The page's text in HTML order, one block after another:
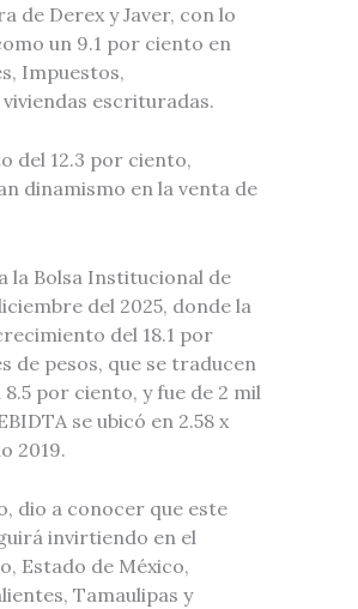
de Derex y Javer, con lo
un 9.1 por ciento en
Impuestos,
escrituradas.
del 12.3 por ciento,
dinamismo en la venta de
la Bolsa Institucional de
del 2025, donde la
del 18.1 por
de pesos, que se traducen
por ciento, y fue de 2 mil
se ubicó en 2.58 x
2019.
dio a conocer que este
invirtiendo en el
Estado de México,
Tamaulipas y